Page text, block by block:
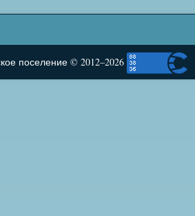
поселение © 2012–2026